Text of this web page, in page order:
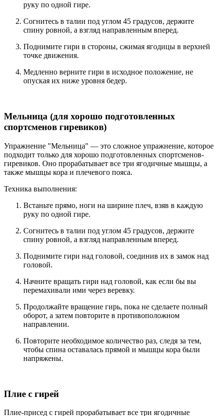
руку по одной гире.
Согнитесь в талии под углом 45 градусов, держите
спину ровной, а взгляд направленным вперед.
Поднимите гири в стороны, сжимая ягодицы в верхней
точке движения.
Медленно верните гири в исходное положение, не
опуская их ниже уровня бедер.
Мельница (для хорошо подготовленных
спортсменов гиревиков)
Упражнение "Мельница" — это сложное упражнение, которое
подходит только для хорошо подготовленных спортсменов-
гиревиков. Оно прорабатывает все три ягодичные мышцы, а
также мышцы кора и плечевого пояса.
Техника выполнения:
Встаньте прямо, ноги на ширине плеч, взяв в каждую
руку по одной гире.
Согнитесь в талии под углом 45 градусов, держите
спину ровной, а взгляд направленным вперед.
Поднимите гири над головой, соединив их в замок над
головой.
Начните вращать гири над головой, как если бы вы
перемахивали ими через веревку.
Продолжайте вращение гирь, пока не сделаете полный
оборот, а затем повторите в противоположном
направлении.
Повторите необходимое количество раз, следя за тем,
чтобы спина оставалась прямой и мышцы кора были
напряжены.
Плие с гирей
Плие-присед с гирей прорабатывает все три ягодичные